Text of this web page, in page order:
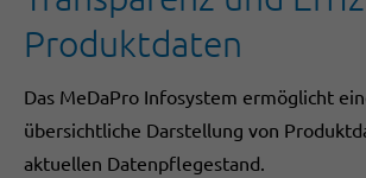
Produktdaten
Das MeDaPro Infosystem ermöglicht
übersichtliche Darstellung von
aktuellen Datenpflegestand.